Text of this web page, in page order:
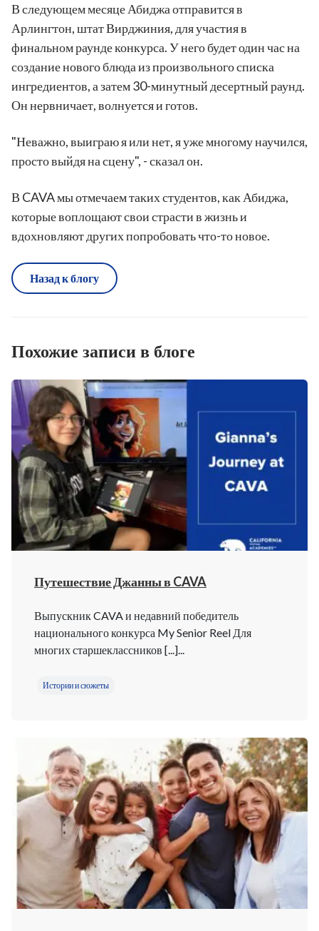
В следующем месяце Абиджа отправится в
Арлингтон, штат Вирджиния, для участия в
финальном раунде конкурса. У него будет один час на
создание нового блюда из произвольного списка
ингредиентов, а затем 30-минутный десертный раунд.
Он нервничает, волнуется и готов.
"Неважно, выиграю я или нет, я уже многому научился,
просто выйдя на сцену", - сказал он.
В CAVA мы отмечаем таких студентов, как Абиджа,
которые воплощают свои страсти в жизнь и
вдохновляют других попробовать что-то новое.
Назад к блогу
Похожие записи в блоге
Путешествие Джанны в CAVA
Выпускник CAVA и недавний победитель
национального конкурса My Senior Reel Для
многих старшеклассников [...]...
Истории и сюжеты